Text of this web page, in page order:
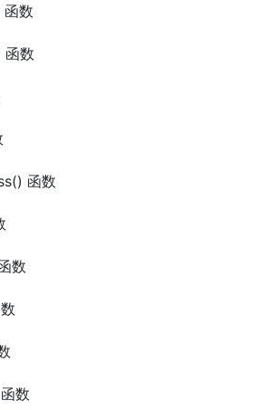
数
数
函数
数
数